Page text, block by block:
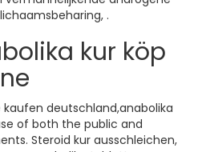
.
kur köp
deutschland,anabolika
of both the public and
Steroid kur ausschleichen,